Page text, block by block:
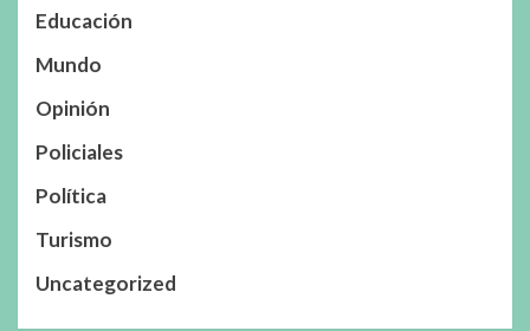
Educación
Mundo
Opinión
Policiales
Política
Turismo
Uncategorized